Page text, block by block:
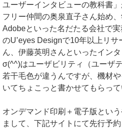
ユーザーインタビューの教科書
フリー仲間の奥泉直子さん始め
Adobeといった名だたる会社で
のU’eyes Designで10年以上リ
ん、伊藤英明さんといったイン
σ(^^)はユーザビリティ（ユーザ
若干毛色が違うんですが、機材
いてちょこっと書かせてもらって
オンデマンド印刷＋電子版とい
まして、下記サイトにて先行予